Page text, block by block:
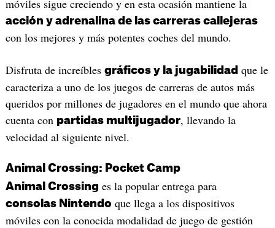
móviles sigue creciendo y en esta ocasión mantiene la
acción y adrenalina de las carreras callejeras
con los mejores y más potentes coches del mundo.
Disfruta de increíbles gráficos y la jugabilidad que le
caracteriza a uno de los juegos de carreras de autos más
queridos por millones de jugadores en el mundo que ahora
cuenta con partidas multijugador, llevando la
velocidad al siguiente nivel.
Animal Crossing: Pocket Camp
Animal Crossing es la popular entrega para
consolas Nintendo que llega a los dispositivos
móviles con la conocida modalidad de juego de gestión